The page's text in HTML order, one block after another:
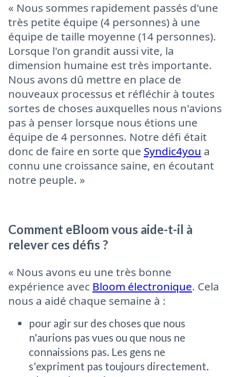
« Nous sommes rapidement passés d'une
très petite équipe (4 personnes) à une
équipe de taille moyenne (14 personnes).
Lorsque l'on grandit aussi vite, la
dimension humaine est très importante.
Nous avons dû mettre en place de
nouveaux processus et réfléchir à toutes
sortes de choses auxquelles nous n'avions
pas à penser lorsque nous étions une
équipe de 4 personnes. Notre défi était
donc de faire en sorte que Syndic4you a
connu une croissance saine, en écoutant
notre peuple. »
Comment eBloom vous aide-t-il à
relever ces défis ?
« Nous avons eu une très bonne
expérience avec Bloom électronique. Cela
nous a aidé chaque semaine à :
pour agir sur des choses que nous
n'aurions pas vues ou que nous ne
connaissions pas. Les gens ne
s'expriment pas toujours directement.